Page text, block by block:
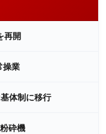
再開
操業
体制に移行
砕機